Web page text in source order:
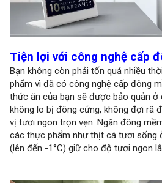
Tiện lợi với công nghệ cấp
Bạn không còn phải tốn quá nhiều
phẩm vì đã có công nghệ cấp đông
thức ăn của bạn sẽ được bảo quản
không lo bị đông cứng, không đợi rã
vị tươi ngon trọn vẹn. Ngăn đông
các thực phẩm như thịt cá tươi sống
(lên đến -1°C) giữ cho độ tươi ngon